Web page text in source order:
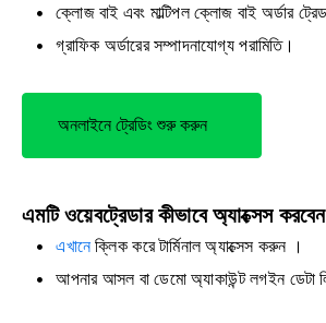
ক্লোজ বাই এবং মাল্টিপল ক্লোজ বাই অর্ডার
গ্রাফিক অর্ডারের সম্পাদনাযোগ্য পরামিতি।
অনলাইনে ট্রেডিং শুরু করুন
এমটি ওয়েবট্রেডার কীভাবে অ্যাক্সেস করবেন
এখানেক্লিক করে টার্মিনাল অ্যাক্সেস করুন ।
আপনার আসল বা ডেমো অ্যাকাউন্ট লগইন ডেটা